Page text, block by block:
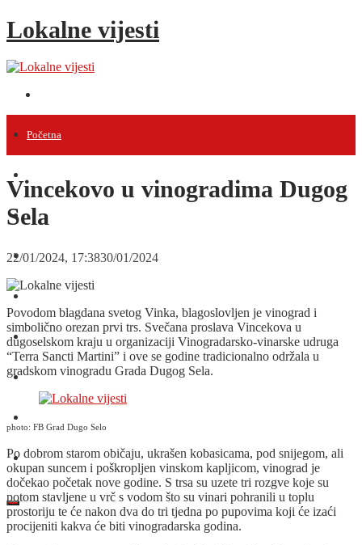
Lokalne vijesti
Početna
Projekti
Događanja
Razno
O nama
Kontakt
Vincekovo u vinogradima Dugog
Sela
22/01/2024, 17:3830/01/2024
Povodom blagdana svetog Vinka, blagoslovljen je vinograd i
simbolično orezan prvi trs. Svečana proslava Vincekova u
dugoselskom kraju u organizaciji Vinogradarsko-vinarske udruga
“Terra Sancti Martini” i ove se godine tradicionalno održala u
gradskom vinogradu Grada Dugog Sela.
photo: FB Grad Dugo Selo
Po dobrom starom običaju, ukrašen kobasicama, pod snijegom, ali
okupan suncem i poškropljen vinskom kapljicom, vinograd je
dočekao početak nove godine. S trsa su uzete tri rozgve koje su
potom stavljene u vrč s vodom što su vinari pohranili u toplu
prostoriju te će nakon dva do tri tjedna po pupovima koji će izaći
procijeniti kakva će biti vinogradarska godina.